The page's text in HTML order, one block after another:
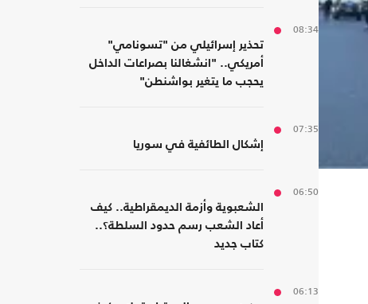
08:34
تحذير إسرائيلي من "تسونامي"
أمريكي.. "انشغالنا بصراعات الداخل
يحجب ما يتغير بواشنطن"
07:35
إشكال الطائفية في سوريا
06:50
الشعبوية وأزمة الديمقراطية.. كيف
أعاد الشعب رسم حدود السلطة؟..
كتاب جديد
06:13